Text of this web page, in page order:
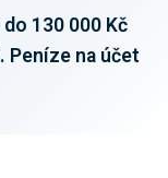
130 000 Kč
Peníze na účet